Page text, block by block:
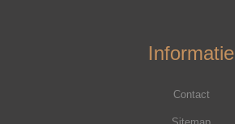
Informatie
Contact